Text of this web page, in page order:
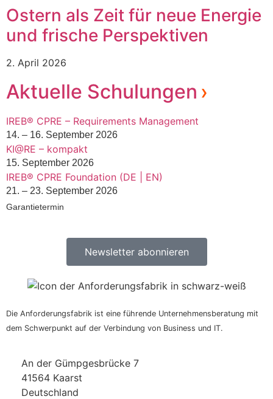
Ostern als Zeit für neue Energie
und frische Perspektiven
2. April 2026
Aktuelle Schulungen
IREB® CPRE – Requirements Management
14. – 16. September 2026
KI@RE – kompakt
15. September 2026
IREB® CPRE Foundation (DE | EN)
21. – 23. September 2026
Garantietermin
Newsletter abonnieren
Die Anforderungsfabrik ist eine führende Unternehmensberatung mit
dem Schwerpunkt auf der Verbindung von Business und IT.
An der Gümpgesbrücke 7
41564 Kaarst
Deutschland